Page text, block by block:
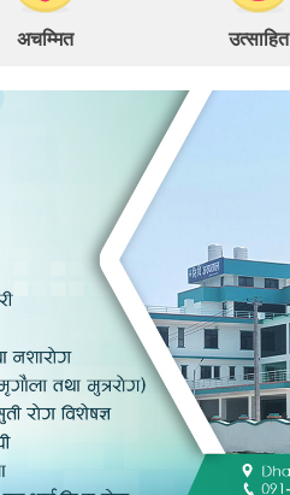
अचम्मित उत्साहित